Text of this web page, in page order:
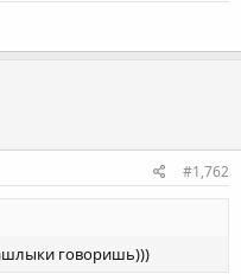
#1,762
говоришь)))